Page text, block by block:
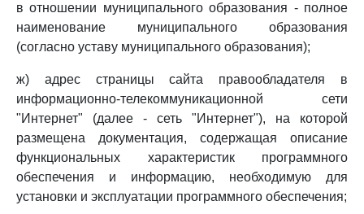
в отношении муниципального образования - полное
наименование муниципального образования
(согласно уставу муниципального образования);
ж) адрес страницы сайта правообладателя в
информационно-телекоммуникационной сети
"Интернет" (далее - сеть "Интернет"), на которой
размещена документация, содержащая описание
функциональных характеристик программного
обеспечения и информацию, необходимую для
установки и эксплуатации программного обеспечения;